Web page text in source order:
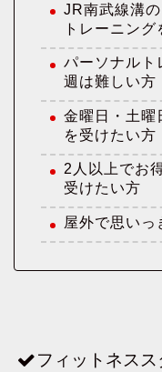
JR南武線溝
トレーニン
パーソナルト
週は難しい方
金曜日・土曜
を受けたい方
2人以上でお
受けたい方
屋外で思いっ
フィットネス